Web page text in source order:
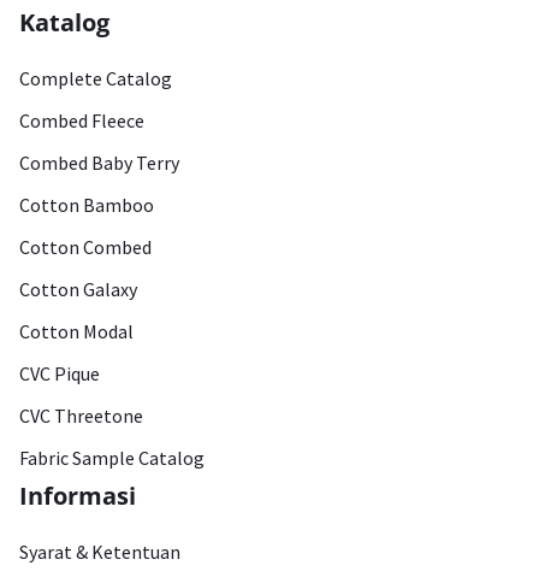
Katalog
Complete Catalog
Combed Fleece
Combed Baby Terry
Cotton Bamboo
Cotton Combed
Cotton Galaxy
Cotton Modal
CVC Pique
CVC Threetone
Fabric Sample Catalog
Informasi
Syarat & Ketentuan